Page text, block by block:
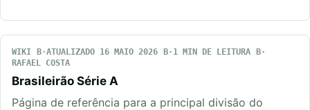
WIKI ATUALIZADO 16 MAIO 2026
1 MIN DE LEITURA
RAFAEL COSTA
Brasileirão Série A
Página de referência para a principal divisão do